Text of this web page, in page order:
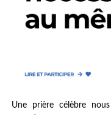
Une prière célèbre